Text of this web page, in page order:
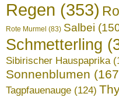
Regen (353)
Rote Murmel (83) Salbei
Schmetterling
Sibirischer Hauspaprika
Sonnenblumen
Tagpfauenauge (124)